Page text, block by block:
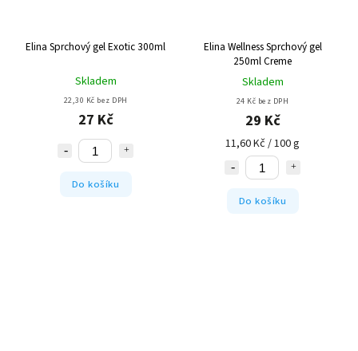
Elina Sprchový gel Exotic 300ml
Skladem
22,30 Kč bez DPH
27 Kč
Do košíku
Elina Wellness Sprchový gel
250ml Creme
Skladem
24 Kč bez DPH
29 Kč
11,60 Kč / 100 g
Do košíku